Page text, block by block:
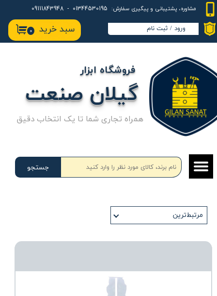
مشاوره، پشتیبانی و پیگیری سفارش:
۰ سبد خرید ورود / ثبت نام
حساب کاربری من
تغییر گذر واژه
سفارشات
خروج از حساب کاربری
جستجو
گیلان صنعت
فروشگاه ابزار
همراه تجاری شما تا یک انتخاب دقیق
مرتبط‌ترین